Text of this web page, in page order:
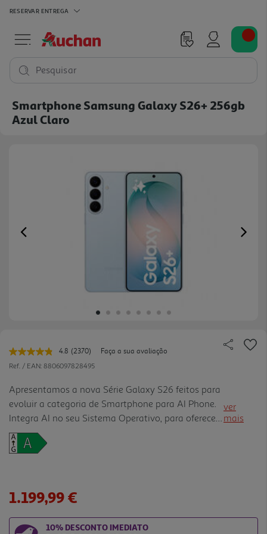
RESERVAR ENTREGA
Pesquisar
Smartphone Samsung Galaxy S26+ 256gb
Azul Claro
Previous
4.8 Leu
2370
para
a
mesma
página.
(2370)
Faça a sua avaliação
Ref. / EAN: 8806097828495
Apresentamos a nova Série Galaxy S26 feitos para
evoluir a categoria de Smartphone para AI Phone.
Integra AI no seu Sistema Operativo, para oferecer
uma experiência mais confortável, simples e
intuitiva em todas as tarefas do dia a dia. Design
Feita de Alumínio Armor e vidro de última geração,
combina elegância à resistência IP 68 e à
ver
mais
1.199,99 €
10% DESCONTO IMEDIATO